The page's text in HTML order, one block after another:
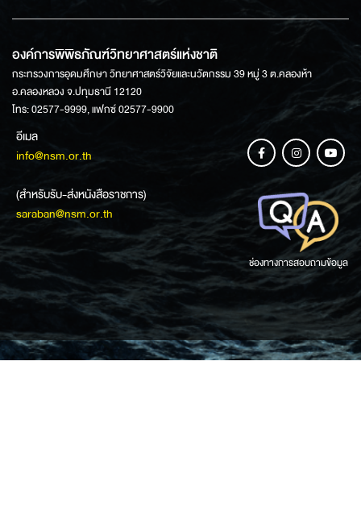
องค์การพิพิธภัณฑ์วิทยาศาสตร์แห่งชาติ
กระทรวงการอุดมศึกษา วิทยาศาสตร์วิจัยและนวัตกรรม 39 หมู่ 3 ต.คลองห้า
อ.คลองหลวง จ.ปทุมธานี 12120
โทร: 02577-9999, แฟกซ์ 02577-9900
อีเมล
info@nsm.or.th
(สำหรับรับ-ส่งหนังสือราชการ)
saraban@nsm.or.th
ช่องทางการสอบถามข้อมูล